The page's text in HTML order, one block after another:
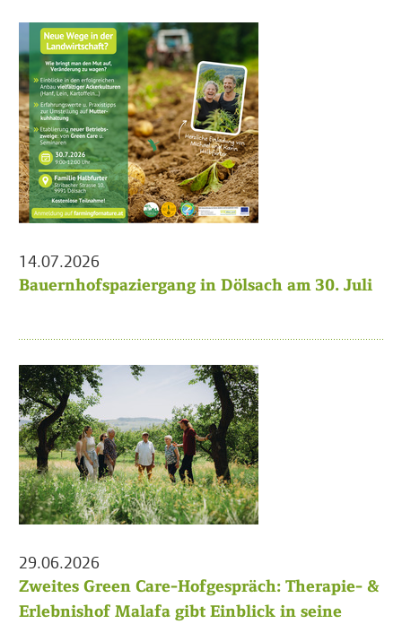
14.07.2026
Bauernhofspaziergang in Dölsach am 30. Juli
29.06.2026
Zweites Green Care-Hofgespräch: Therapie- &
Erlebnishof Malafa gibt Einblick in seine